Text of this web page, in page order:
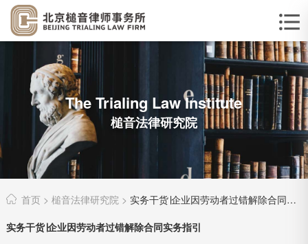
The Trialing Law Institute
槌音法律研究院
首页 > 槌音法律研究院 > 实务干货∣企业因劳动者过错解除合同实务指引
实务干货∣企业因劳动者过错解除合同实务指引